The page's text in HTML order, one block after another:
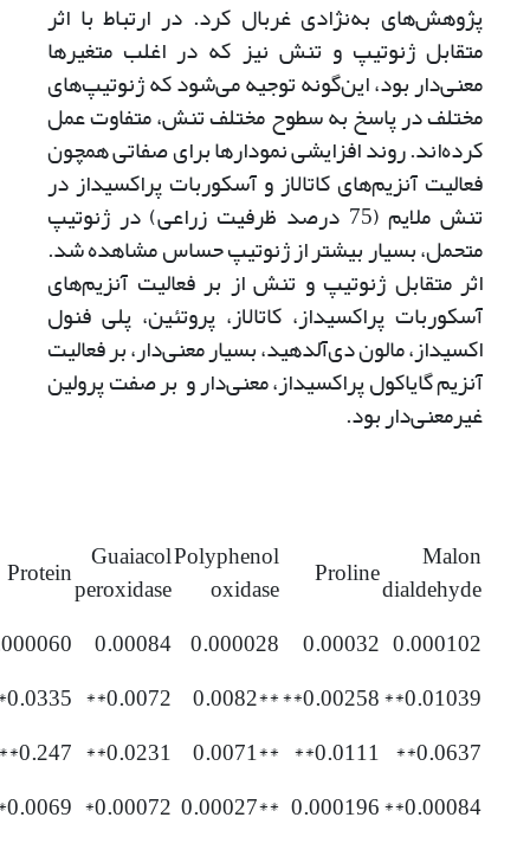
پژوهش‌های به‌نژادی غربال کرد. در ارتباط با اثر
متقابل ژنوتیپ و تنش نیز که در اغلب متغیر‌ها
معنی‌دار بود، این‌گونه توجیه می‌شود که ژنوتیپ‌های
مختلف در پاسخ به سطوح مختلف تنش، متفاوت عمل
کرده‌اند. روند افزایشی نمودارها برای صفاتی همچون
فعالیت آنزیم‌های کاتالاز و آسکوربات پراکسیداز در
تنش ملایم (75 درصد ظرفیت زراعی) در ژنوتیپ
متحمل، بسیار بیشتر از ژنوتیپ حساس مشاهده شد.
اثر متقابل ژنوتیپ و تنش از بر فعالیت آنزیم‌های
آسکوربات پراکسیداز، کاتالاز، پروتئین، پلی فنول
اکسیداز، مالون دی‌آلدهید، بسیار معنی‌دار، بر فعالیت
آنزیم گایاکول پراکسیداز، معنی‌دار و بر صفت پرولین
غیر‌معنی‌دار بود.
Malon
dialdehyde
Proline
Polyphenol
oxidase
Guaiacol
peroxidase
Protein
0.000102
0.00032
0.000028
0.00084
0.01039**
0.00258**
**0.0082
0.0072**
0.0335**
0.0637**
0.0111**
**0.0071
0.0231**
0.247**
0.00084**
0.000196
**0.00027
0.00072*
0.0069**